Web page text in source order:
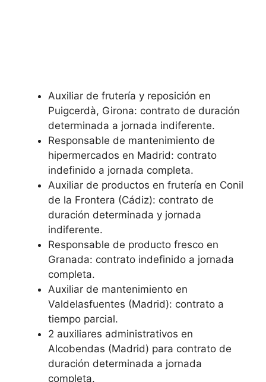
Auxiliar de frutería y reposición en
Puigcerdà, Girona: contrato de duración
determinada a jornada indiferente.
Responsable de mantenimiento de
hipermercados en Madrid: contrato
indefinido a jornada completa.
Auxiliar de productos en frutería en Conil
de la Frontera (Cádiz): contrato de
duración determinada y jornada
indiferente.
Responsable de producto fresco en
Granada: contrato indefinido a jornada
completa.
Auxiliar de mantenimiento en
Valdelasfuentes (Madrid): contrato a
tiempo parcial.
2 auxiliares administrativos en
Alcobendas (Madrid) para contrato de
duración determinada a jornada
completa.